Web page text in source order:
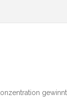
gewinnt